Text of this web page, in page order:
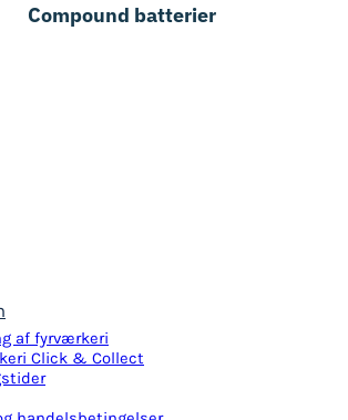
Compound batterier
af fyrværkeri
Click & Collect